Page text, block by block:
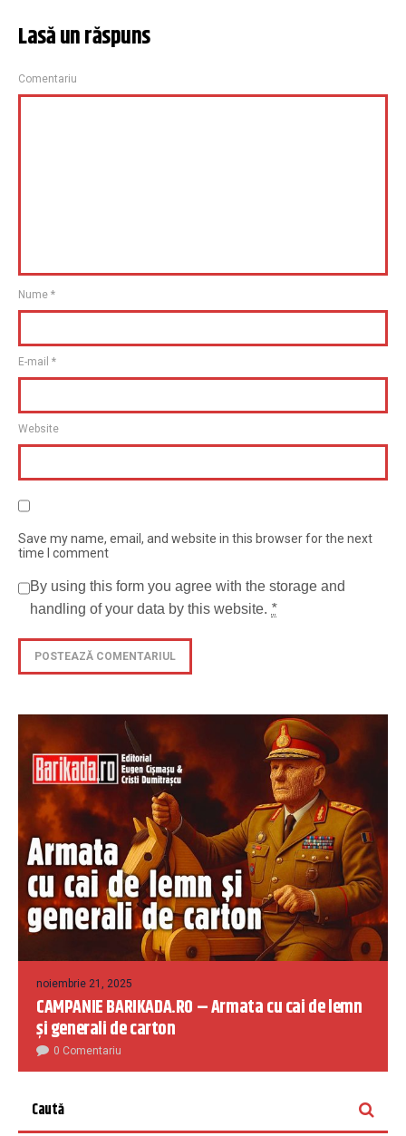
Lasă un răspuns
Comentariu
Nume *
E-mail *
Website
Save my name, email, and website in this browser for the next
time I comment
By using this form you agree with the storage and
handling of your data by this website. *
noiembrie 21, 2025
CAMPANIE BARIKADA.RO – Armata cu cai de lemn
și generali de carton
0 Comentariu